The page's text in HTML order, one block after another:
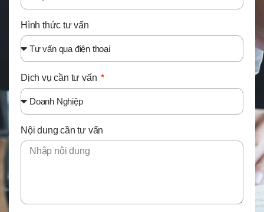
Hình thức tư vấn
Dịch vụ cần tư vấn
Nội dung cần tư vấn